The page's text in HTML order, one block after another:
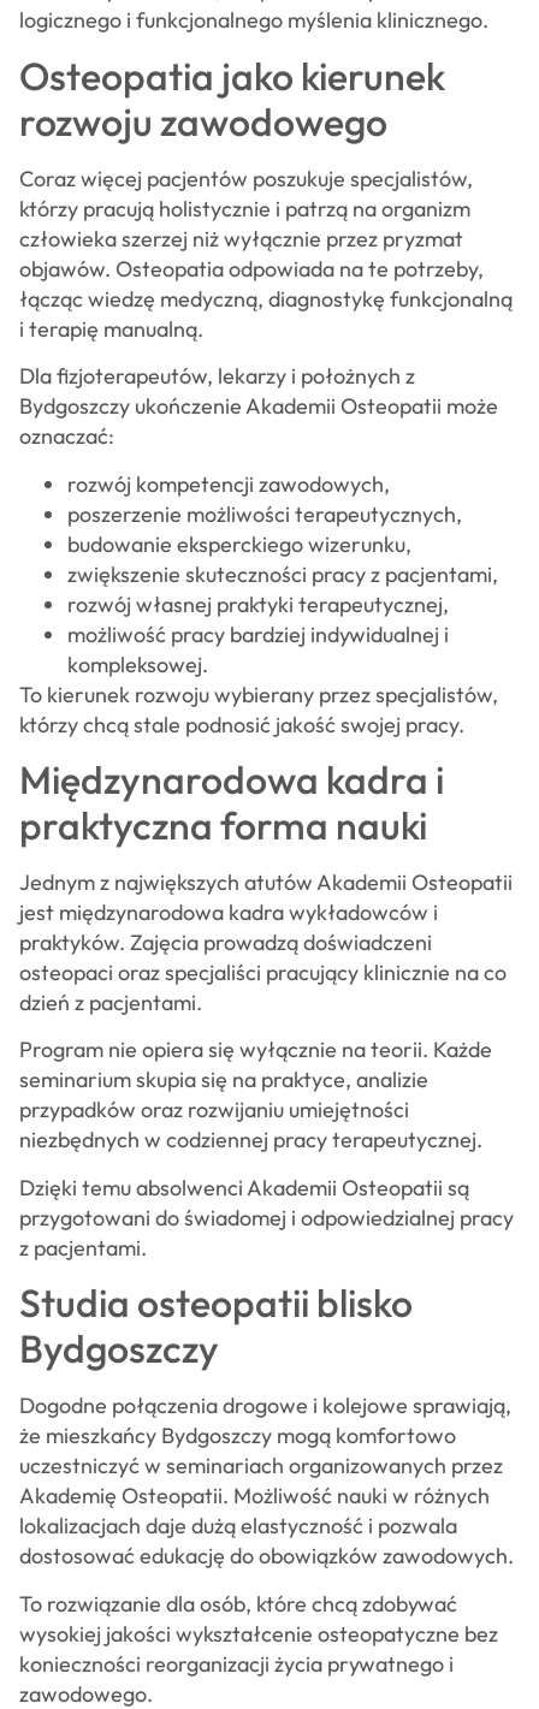
logicznego i funkcjonalnego myślenia klinicznego.
Osteopatia jako kierunek
rozwoju zawodowego
Coraz więcej pacjentów poszukuje specjalistów,
którzy pracują holistycznie i patrzą na organizm
człowieka szerzej niż wyłącznie przez pryzmat
objawów. Osteopatia odpowiada na te potrzeby,
łącząc wiedzę medyczną, diagnostykę funkcjonalną
i terapię manualną.
Dla fizjoterapeutów, lekarzy i położnych z
Bydgoszczy ukończenie Akademii Osteopatii może
oznaczać:
rozwój kompetencji zawodowych,
poszerzenie możliwości terapeutycznych,
budowanie eksperckiego wizerunku,
zwiększenie skuteczności pracy z pacjentami,
rozwój własnej praktyki terapeutycznej,
możliwość pracy bardziej indywidualnej i
kompleksowej.
To kierunek rozwoju wybierany przez specjalistów,
którzy chcą stale podnosić jakość swojej pracy.
Międzynarodowa kadra i
praktyczna forma nauki
Jednym z największych atutów Akademii Osteopatii
jest międzynarodowa kadra wykładowców i
praktyków. Zajęcia prowadzą doświadczeni
osteopaci oraz specjaliści pracujący klinicznie na co
dzień z pacjentami.
Program nie opiera się wyłącznie na teorii. Każde
seminarium skupia się na praktyce, analizie
przypadków oraz rozwijaniu umiejętności
niezbędnych w codziennej pracy terapeutycznej.
Dzięki temu absolwenci Akademii Osteopatii są
przygotowani do świadomej i odpowiedzialnej pracy
z pacjentami.
Studia osteopatii blisko
Bydgoszczy
Dogodne połączenia drogowe i kolejowe sprawiają,
że mieszkańcy Bydgoszczy mogą komfortowo
uczestniczyć w seminariach organizowanych przez
Akademię Osteopatii. Możliwość nauki w różnych
lokalizacjach daje dużą elastyczność i pozwala
dostosować edukację do obowiązków zawodowych.
To rozwiązanie dla osób, które chcą zdobywać
wysokiej jakości wykształcenie osteopatyczne bez
konieczności reorganizacji życia prywatnego i
zawodowego.